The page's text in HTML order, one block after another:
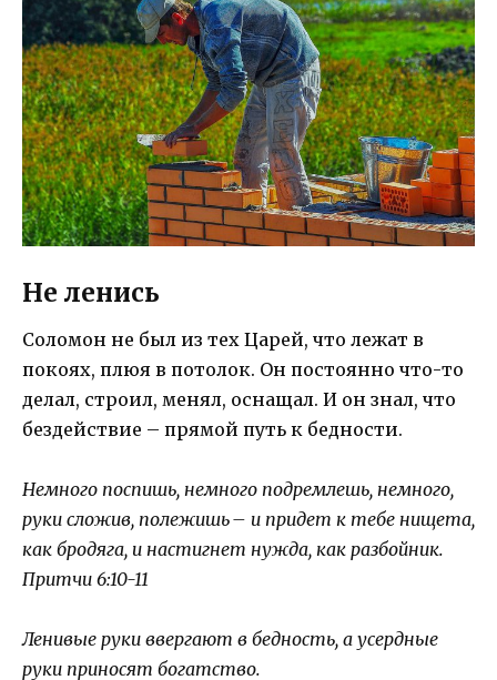
Не ленись
Соломон не был из тех Царей, что лежат в
покоях, плюя в потолок. Он постоянно что-то
делал, строил, менял, оснащал. И он знал, что
бездействие – прямой путь к бедности.
Немного поспишь, немного подремлешь, немного,
руки сложив, полежишь – и придет к тебе нищета,
как бродяга, и настигнет нужда, как разбойник.
Притчи 6:10-11
Ленивые руки ввергают в бедность, а усердные
руки приносят богатство.